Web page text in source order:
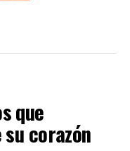
que
corazón